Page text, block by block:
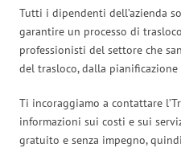
Tutti i dipendenti dell’azienda
garantire un processo di
professionisti del settore che
del trasloco, dalla
Ti incoraggiamo a contattare
informazioni sui costi e sui
gratuito e senza impegno,